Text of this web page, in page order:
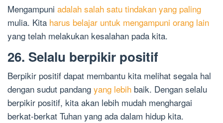
Mengampuni adalah salah satu tindakan yang paling
mulia. Kita harus belajar untuk mengampuni orang lain
yang telah melakukan kesalahan pada kita.
26. Selalu berpikir positif
Berpikir positif dapat membantu kita melihat segala hal
dengan sudut pandang yang lebih baik. Dengan selalu
berpikir positif, kita akan lebih mudah menghargai
berkat-berkat Tuhan yang ada dalam hidup kita.